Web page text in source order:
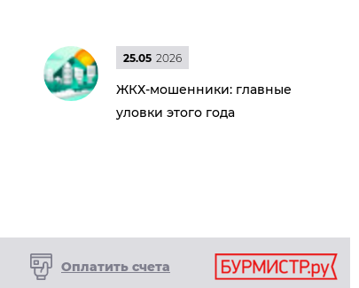
25.05 2026
ЖКХ-мошенники: главные
уловки этого года
Оплатить счета